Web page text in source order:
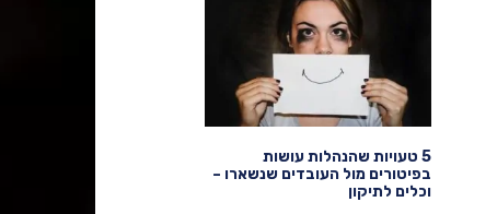
5 טעויות שהנהלות עושות
בפיטורים מול העובדים שנשארו –
וכלים לתיקון